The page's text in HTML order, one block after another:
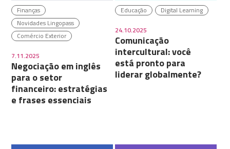
Finanças
Novidades Lingopass
Comércio Exterior
7.11.2025
Negociação em inglês
para o setor
financeiro: estratégias
e frases essenciais
Educação Digital Learning
24.10.2025
Comunicação
intercultural: você
está pronto para
liderar globalmente?